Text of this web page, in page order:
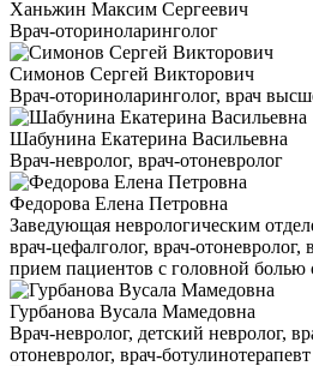
Ханьжин Максим Сергеевич
Врач-оториноларинголог
Симонов Сергей Викторович
Врач-оториноларинголог, врач
Шабунина Екатерина Васильевна
Врач-невролог, врач-отоневролог
Федорова Елена Петровна
Заведующая неврологическим
врач-цефалголог, врач-отоневролог,
прием пациентов с головной болью
Гурбанова Вусала Мамедовна
Врач-невролог, детский невролог,
отоневролог, врач-ботулинотерапевт